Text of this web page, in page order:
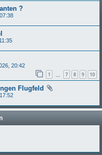
?
20:42
1 7 8 9 10
Flugfeld